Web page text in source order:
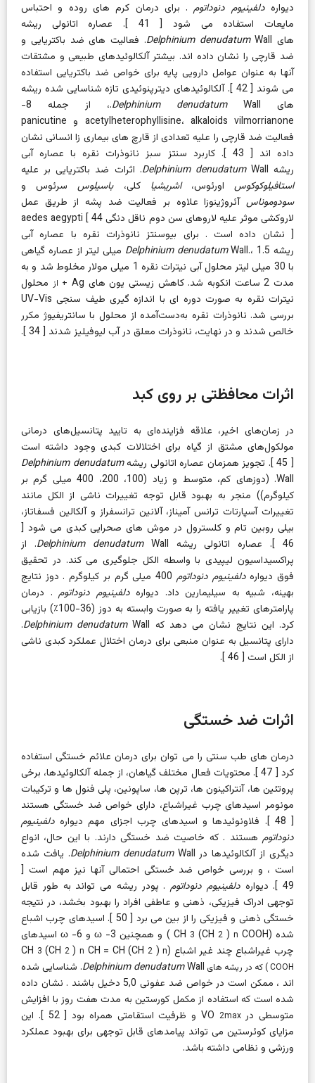
دیوارهدلفینیوم دنوداتوم. برای درمان کرم های روده و احتباس
مایعات استفاده می شود [
41 ]. عصاره اتانولی ریشه
های
Delphinium denudatumWall. فعالیت های ضد باکتریایی و
ضد قارچی را نشان داده اند. بیشتر آلکالوئیدهای طبیعی و مشتقات
آنها به عنوان عوامل دارویی پایه برای خواص ضد باکتریایی استفاده
می شوند [42 ]. آلکالوئیدهای دیترپنوئیدی تازه شناسایی شده ریشه
های
Delphinium denudatum
Wall.، از جمله 8-
acetylheterophyllisine، alkaloids vilmorrianone و panicutine
فعالیت ضد قارچی را علیه تعدادی از قارچ های بیماری زا انسانی نشان
داده اند [ 43 ]. کاربرد سنتز سبز نانوذرات نقره با عصاره آبی
ریشه
Delphinium denudatumWall. اثرات ضد باکتریایی بر علیه
استافیلوکوکوساورئوس،اشریشیا کلی،باسیلوسسرئوس و
سودوموناس آئروژینوزا علاوه بر فعالیت ضد پشه از طریق عمل
لاروکشی موثر علیه لاروهای سن دوم ناقل دنگی aedes aegypti [44
] نشان داده است
. برای بیوسنتز نانوذرات نقره با عصاره آبی
ریشه
Delphinium denudatum Wall.، 1.5 میلی لیتر از عصاره گیاهی
با 30 میلی لیتر محلول آبی نیترات نقره 1 میلی مولار مخلوط شد و به
مدت 2 ساعت انکوبه شد. کاهش زیستی یون های Ag
+ از محلول
نیترات نقره به صورت دوره ای با اندازه گیری طیف سنجی UV-Vis
بررسی شد. نانوذرات نقره به‌دست‌آمده از محلول با سانتریفیوژ مکرر
خالص شدند و در نهایت، نانوذرات معلق در آب لیوفیلیز شدند [34
].
اثرات محافظتی بر روی کبد
در زمان‌های اخیر، علاقه فزاینده‌ای به تایید پتانسیل‌های درمانی
مولکول‌های مشتق از گیاه برای اختلالات کبدی وجود داشته است
[
45]. تجویز همزمان عصاره اتانولی ریشهDelphinium denudatum
Wall. (دوزهای کم، متوسط ​​و زیاد (100، 200، 400 میلی گرم بر
کیلوگرم)) منجر به بهبود قابل توجه تغییرات ناشی از الکل مانند
تغییرات آسپارتات ترانس آمیناز، آلانین ترانسفراز و آلکالین فسفاتاز،
بیلی روبین تام و کلسترول در موش های صحرایی کبدی می شود [
46 ]. عصاره اتانولی ریشه Delphinium denudatumWall. از
پراکسیداسیون لیپیدی با واسطه الکل جلوگیری می کند. در تحقیق
فوق دیوارهدلفینیوم دنوداتوم
400 میلی گرم بر کیلوگرم . دوز نتایج
بهینه، شبیه به سیلیمارین داد. دیوارهدلفینیوم دنوداتوم. درمان
پارامترهای تغییر یافته را به صورت وابسته به دوز (36-100٪) بازیابی
کرد. این نتایج نشان می دهد که
Delphinium denudatum
Wall.
دارای پتانسیل به عنوان منبعی برای درمان اختلال عملکرد کبدی ناشی
از الکل است [ 46
].
اثرات ضد خستگی
درمان های طب سنتی را می توان برای درمان علائم خستگی استفاده
کرد [ 47]. محتویات فعال مختلف گیاهان، از جمله آلکالوئیدها، برخی
پروتئین ها، آنتراکینون ها، ترپن ها، ساپونین، پلی فنول ها و ترکیبات
مونومر اسیدهای چرب غیراشباع، دارای خواص ضد خستگی هستند
[
48 ]. فلاونوئیدها و اسیدهای چرب اجزای مهم دیواره دلفینیوم
دنوداتومهستند . که خاصیت ضد خستگی دارند. با این حال، انواع
دیگری از آلکالوئیدها در
Delphinium denudatumWall. یافت شده
است ، و بررسی خواص ضد خستگی احتمالی آنها نیز مهم است [
49
]. دیوارهدلفینیوم دنوداتوم. پودر ریشه می تواند به طور قابل
توجهی ادراک فیزیکی، ذهنی و عاطفی افراد را بهبود بخشد، در نتیجه
خستگی ذهنی و فیزیکی را از بین می برد [ 50 ]. اسیدهای چرب اشباع
شده (CH
3 (CH 2) n COOH ) و همچنین ω -3 و ω-6 اسیدهای
چرب غیراشباع چند غیر اشباع (CH
3 (CH 2) n CH = CH (CH 2)n
COOH ) که در ریشه های
Delphinium denudatumWall. شناسایی شده
اند ، ممکن است در خواص ضد عفونی 5,0 دخیل باشند . نشان داده
شده است که استفاده از مکمل کورستین به مدت هفت روز با افزایش
متوسطی در VO2max و ظرفیت استقامتی همراه بود [52 ]. این
مزایای کوئرستین می تواند پیامدهای قابل توجهی برای بهبود عملکرد
ورزشی و نظامی داشته باشد.